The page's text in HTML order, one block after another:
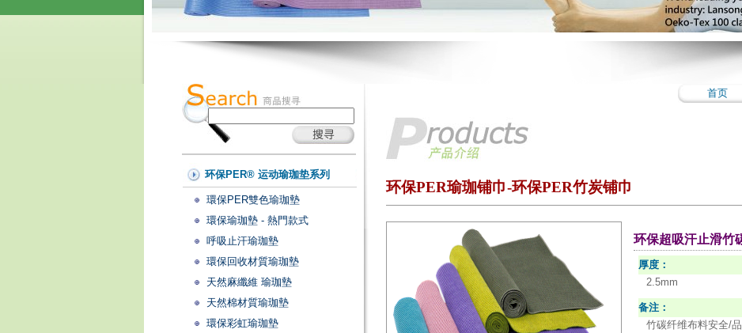
环保PER® 运动瑜珈垫系列
環保PER雙色瑜珈墊
環保瑜珈墊 - 熱門款式
呼吸止汗瑜珈墊
環保回收材質瑜珈墊
天然麻纖維 瑜珈墊
天然棉材質瑜珈墊
環保彩虹瑜珈墊
首页
环保PER瑜珈铺巾- 环保PER竹炭铺巾
环保超吸汗止滑竹
厚度：
2.5mm
备注：
竹碳纤维布料安全/